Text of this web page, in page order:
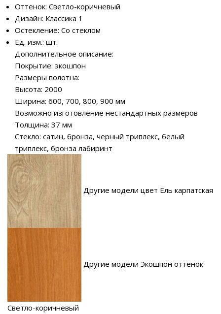
Оттенок: Светло-коричневый
Дизайн: Классика 1
Остекление: Со стеклом
Ед. изм.: шт.
Дополнительное описание:
Покрытие: экошпон
Размеры полотна:
Высота: 2000
Ширина: 600, 700, 800, 900 мм
Возможно изготовление нестандартных размеров
Толщина: 37 мм
Стекло: сатин, бронза, черный триплекс, белый
триплекс, бронза лабиринт
Другие модели цвет Ель карпатская
Другие модели Экошпон оттенок
Светло-коричневый